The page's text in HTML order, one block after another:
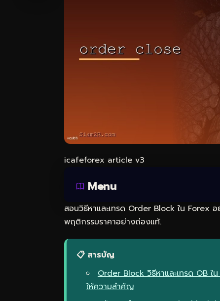
icafeforex article v3
Menu
สอนวิธีหาและเทรด Order Block ใน Forex อ
พฤติกรรมราคาอย่างถ่องแท้.
📋 สารบัญ
Order Block วิธีหาและเทรด OB
ให้ความสำคัญ